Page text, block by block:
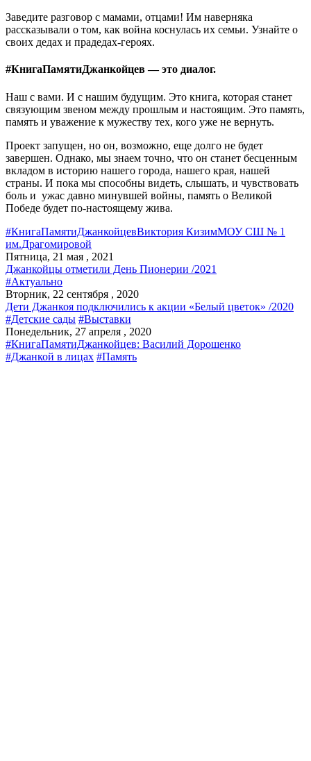
Заведите разговор с мамами, отцами! Им наверняка
рассказывали о том, как война коснулась их семьи. Узнайте о
своих дедах и прадедах-героях.
#КнигаПамятиДжанкойцев — это диалог.
Наш с вами. И с нашим будущим. Это книга, которая станет
связующим звеном между прошлым и настоящим. Это память,
память и уважение к мужеству тех, кого уже не вернуть.
Проект запущен, но он, возможно, еще долго не будет
завершен. Однако, мы знаем точно, что он станет бесценным
вкладом в историю нашего города, нашего края, нашей
страны. И пока мы способны видеть, слышать, и чувствовать
боль и ужас давно минувшей войны, память о Великой
Победе будет по-настоящему жива.
#КнигаПамятиДжанкойцевВиктория КизимМОУ СШ № 1
им.Драгомировой
Пятница, 21 мая , 2021
Джанкойцы отметили День Пионерии /2021
#Актуально
Вторник, 22 сентября , 2020
Дети Джанкоя подключились к акции «Белый цветок» /2020
#Детские сады #Выставки
Понедельник, 27 апреля , 2020
#КнигаПамятиДжанкойцев: Василий Дорошенко
#Джанкой в лицах #Память